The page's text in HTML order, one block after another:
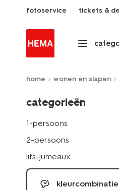
fotoservice tickets &
home wonen en slapen
categorieën
1-persoons
2-persoons
lits-jumeaux